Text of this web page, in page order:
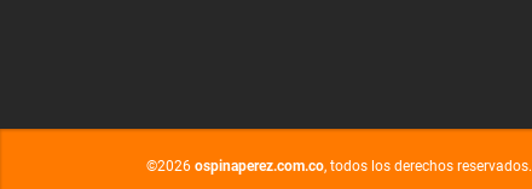
©2026 ospinaperez.com.co, todos los derechos reservados.